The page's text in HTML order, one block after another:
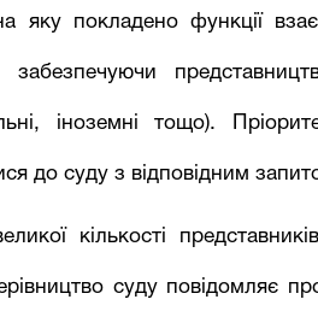
яку покладено функції
забезпечуючи
іноземні тощо).
до суду з відповідним
кількості
суду повідомляє